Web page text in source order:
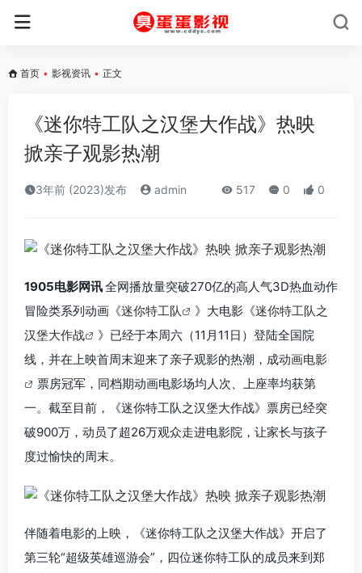
首页 • 影视资讯 • 正文
《迷你特工队之汉堡大作战》热映
掀亲子观影热潮
3年前 (2023)发布 admin 517 0 0
1905电影网讯全网播放量突破270亿的高人气3D热血动作
冒险类系列动画《迷你特工队 》大电影《迷你特工队之
汉堡大作战
》已经于本周六（11月11日）登陆全国院
线，并在上映首周末迎来了亲子观影的热潮，成动画电影
票房冠军，同档期动画电影场均人次、上座率均获第
一。截至目前，《迷你特工队之汉堡大作战》票房已经突
破900万，动员了超26万观众走进电影院，让家长与孩子
度过愉快的周末。
伴随着电影的上映，《迷你特工队之汉堡大作战》开启了
第三轮“超级英雄巡游会”，四位迷你特工队的成员来到郑